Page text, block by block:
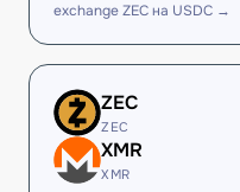
exchange ZEC на USDC →
ZEC
ZEC
XMR
XMR